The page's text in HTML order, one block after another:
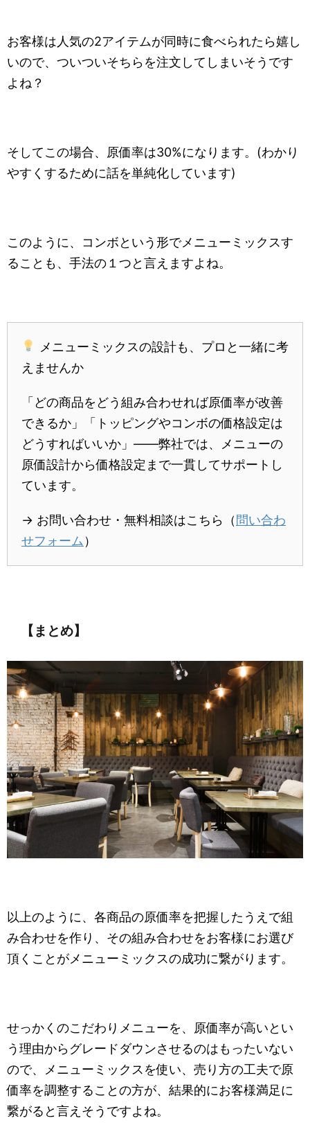
お客様は人気の2アイテムが同時に食べられたら嬉し
いので、ついついそちらを注文してしまいそうです
よね？
そしてこの場合、原価率は30%になります。(わかり
やすくするために話を単純化しています)
このように、コンボという形でメニューミックスす
ることも、手法の１つと言えますよね。
メニューミックスの設計も、プロと一緒に考
えませんか
「どの商品をどう組み合わせれば原価率が改善
できるか」「トッピングやコンボの価格設定は
どうすればいいか」——弊社では、メニューの
原価設計から価格設定まで一貫してサポートし
ています。
→ お問い合わせ・無料相談はこちら（問い合わ
せフォーム ）
【まとめ】
以上のように、各商品の原価率を把握したうえで組
み合わせを作り、その組み合わせをお客様にお選び
頂くことがメニューミックスの成功に繋がります。
せっかくのこだわりメニューを、原価率が高いとい
う理由からグレードダウンさせるのはもったいない
ので、メニューミックスを使い、売り方の工夫で原
価率を調整することの方が、結果的にお客様満足に
繋がると言えそうですよね。